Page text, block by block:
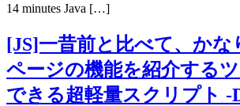
14 minutes Java […]
[JS]一昔前と比べて、かな
ページの機能を紹介する
できる超軽量スクリプト -